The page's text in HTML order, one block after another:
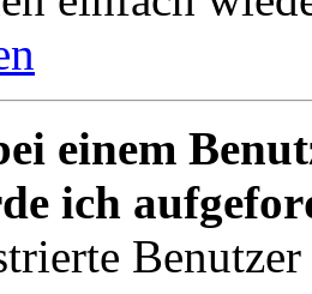
einem
ich